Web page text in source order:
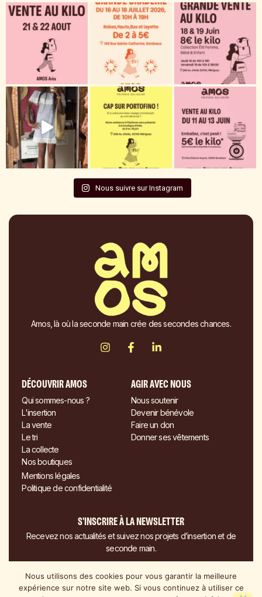
Nous suivre sur Instagram
Amos, là où la seconde main crée des secondes chances.
DÉCOUVRIR AMOS
Qui sommes-nous ?
L'insertion
La vente
Le tri
La collecte
Nos boutiques
Mentions légales
Politique de confidentialité
AGIR AVEC NOUS
Nous soutenir
Devenir bénévole
Faire un don
Donner ses vêtements
S'INSCRIRE À LA NEWSLETTER
Recevez nos actualités et suivez nos projets d’insertion et de
seconde main.
S'inscrire à la newsletter
Nous utilisons des cookies pour vous garantir la meilleure
expérience sur notre site web. Si vous continuez à utiliser ce